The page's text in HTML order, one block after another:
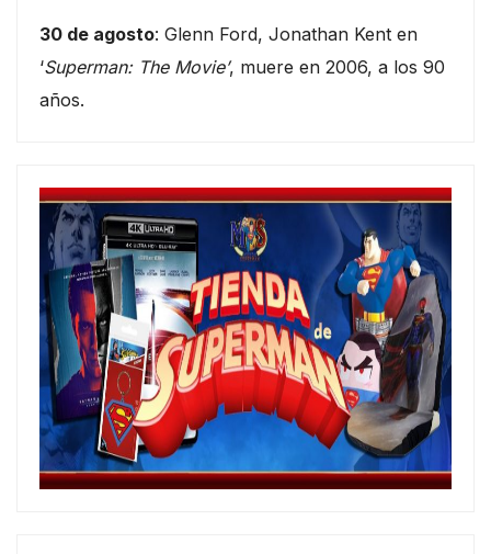
30 de agosto: Glenn Ford, Jonathan Kent en
‘Superman: The Movie’, muere en 2006, a los 90
años.